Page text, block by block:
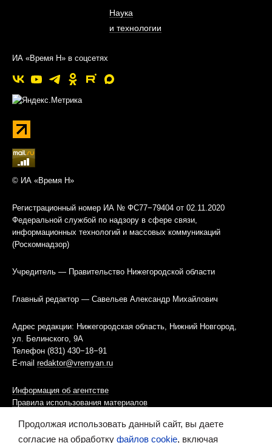
Наука
и технологии
ИА «Время Н» в соцсетях
© ИА «Время Н»
Регистрационный номер ИА № ФС77−79404 от 02.11.2020
Федеральной службой по надзору в сфере связи,
информационных технологий и массовых коммуникаций
(Роскомнадзор)
Учредитель — Правительство Нижегородской области
Главный редактор — Савельев Александр Михайлович
Адрес редакции: Нижегородская область, Нижний Новгород,
ул. Белинского, 9А
Телефон (831) 430−18−91
E-mail redaktor@vremyan.ru
Информация об агентстве
Правила использования материалов
Информационная политика использования «cookies»-файлов
Продолжая использовать данный сайт, вы даете
согласие на обработку файлов cookie, включая